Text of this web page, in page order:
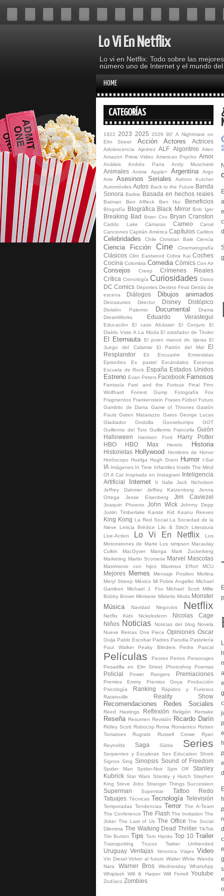
Lo Vi En Netflix
Lo vi en Netflix: Todo sobre las
número uno de Internet y el mundo del
HOME
CATEGORÍAS
1922 2023 2025 2026 90' A Nightmare on
Elm Street
Acción Actores Actrices
Adolescencia Ajedrez ALF Algoritmo
Alien
Amazon Prime Video American Psycho Amor
Análisis Andrés Parra Andy Muschietti
Animales Anime Apple+ Argentina
Argo
Arte
Asesinos Seriales
Ashton Kutcher
Automóviles Autos Back to the Future Banda
Sonora Barbie Basada en hechos reales
Batman Ben Affleck Ben Hur Beneficios
BIografía BIográfica Black Mirror Bob Iger
Breaking Bad Brian Cox Bryan Cranston
Caddo Lake Cámaras Cameo
Canal
Canciones Capitán América Capítulos Carlitos
Celebridades Chile Christian Bale Ciencia
Ciencia Ficción Cine Cinematografía
Clásicos Clint Eastwood Cobra Kai Coches
Cocina Colombia Comedia Cómics Con Air
Consejos Creep
Crímenes Reales
Crítica Cronología Curiosidades Datos
DC Comics Deportes Destino Final Detrás de
escena
Diálogos Dibujos animados
Dinosaurios Director Disney Distópico
División Palermo Documental
Drama
DreamWorks
Eduardo Verastegui
Educación El caso Alcàsser El Conjuro
El
Diablo Viste A La Moda El estafador de Tinder
El Eternauta El joven manos de tijeras El
Juego del Calamar
El Patrón del Mal
El
Resplandor
Eli Encuadre
Entrevistas
Episodios
Es pastel Escándalos
Escenas
Escuela de Rock España Estados Unidos
Estreno Evan Peters Facebook Famosos
Fantasía Fast and the Furious Final
Finn
Wolfhard
Forrest Gump Fotografía
Fox
Fragmentos Fran­ken­s­tein Frases Fútbol Futuro
Gambito de Dama
Game of Thrones Gastón
Pauls Gaten Matarazzo Gatos George Lucas
Gladiador
Godzilla Goosebumps
GOT
Guillermo del Toro Guillermo Francella Guión
Halloween
Harrison Ford
Harry Potter
HBO
HBO Max Heretic Historia
Historietas Hollywood
Hombres de Honor
Horóscopo
Huelga Hugh Grant Humor I-Sat
IA Imágenes In Time Infantiles Inside The Mind
Of A Cat Inspirada en Instagram Inteligencia
Artificial
Internet It Italia
Jack Nicholson
Jeffrey Dahmer
Jeffrey Katzenberg
Jenna
Ortega
Jesse Eisenberg Jim Caviezel
Joaquin Phoenix John Wick
Johnny Depp
Justin Timberlake
Karate Kid Keanu Reeves
King Kong La Red Social La Sociedad de la
Nieve
Leticia Brédice Lilo & Stitch
Literatura
Live-Action
Lo Vi En Netflix
Los
Motorratones de Marte Los simpson Macaulay
Culkin
MacGyver Manga
Mark Zuckerberg
Marketing Martin Scorsese Marvel Mascotas
Matrimonio con hijos Maximus Effort MCU
Mejores Memes Mensaje Positivo
Merlina
Meryl Streep México Mi Pobre Angelito Michael
Gambon
Michael J. Fox Michael Scott
Millie
Bobby Brown Miniserie Misterio Moda Monster
Música Navidad Negocios Netflix
Netflix Kids Nickelodeon
Nicolas Cage
Niños Noticias Noticias del blog
Novela
Nueve Reinas One Piece Opiniones Oscar
Ouija Pablo Escobar Padres Parodia Pastelería
Paul Walker
Peaky Blinders Pedro Pascal
Películas Peores Perros Personajes
Pesadilla en Elm Street
Photoshop Poemas
Policial Power Rangers Premiaciones
Premios Emmy Premios Goya
Producción
Psicología
Ranking
Rápidos y Furiosos
Ratatouille
Reality Show
Recomendaciones Redes Sociales
Reed Hastings Reflexión Religión Remake
Reseña Resumen Revisión Ricardo Darín
Ridley Scott Robocop Roma Romántico Rotten
Tomatoes
Rugrats Russell Crowe
Ryan
Reynolds
Saga Sátira Series
Serpientes y Escaleras Sex Education
Shrek
Signos Sing Sinopsis Sound of Freedom
Spider Man Spider-Noir Spin Off
Stanley
Kubrick Star Wars Starsky y Hutch Stephen
King Steve Jobs Stranger Things Succession
Superman Superstar
Tattoo Redo
Tatuajes Técnicas Tecnología Televisión
Temporadas Tendencias Terror
The A-Team
The Conference The Flash The Invitation The
Joker The Last of Us The Office The Social
Dilemma The Walking Dead Thriller TikTok
Tim Burton Tips Tom Hanks Top 10 Trailer
Trainspotting Trucos Twitter Unfriended
Uruguay Ventajas Veronica Viajes Video
Vin Diesel Volver al futuro Walter White Wanda
Nara
Warner Bros Wednesday
WhatsApp
Whiplash
Will & Harper Will Ferrell Youtube
Zodíaco Zombies